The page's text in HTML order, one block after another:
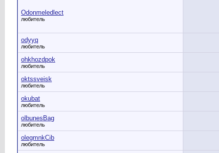
Odonmeledlect
любитель
odyyq
любитель
ohkhozdpok
любитель
oktssveisk
любитель
okubat
любитель
olbunesBag
любитель
olegmnkCib
любитель